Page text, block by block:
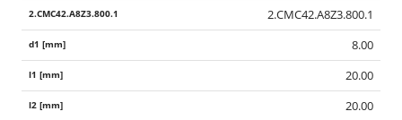
2.CMC42.A8Z3.800.1
8.00
20.00
20.00